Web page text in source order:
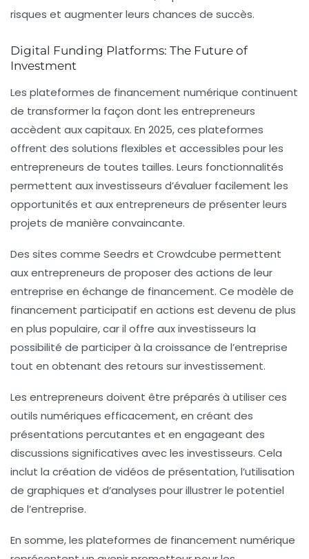
risques et augmenter leurs chances de succès.
Digital Funding Platforms: The Future of
Investment
Les plateformes de financement numérique continuent
de transformer la façon dont les entrepreneurs
accèdent aux capitaux. En 2025, ces plateformes
offrent des solutions flexibles et accessibles pour les
entrepreneurs de toutes tailles. Leurs fonctionnalités
permettent aux investisseurs d’évaluer facilement les
opportunités et aux entrepreneurs de présenter leurs
projets de manière convaincante.
Des sites comme Seedrs et Crowdcube permettent
aux entrepreneurs de proposer des actions de leur
entreprise en échange de financement. Ce modèle de
financement participatif en actions est devenu de plus
en plus populaire, car il offre aux investisseurs la
possibilité de participer à la croissance de l’entreprise
tout en obtenant des retours sur investissement.
Les entrepreneurs doivent être préparés à utiliser ces
outils numériques efficacement, en créant des
présentations percutantes et en engageant des
discussions significatives avec les investisseurs. Cela
inclut la création de vidéos de présentation, l’utilisation
de graphiques et d’analyses pour illustrer le potentiel
de l’entreprise.
En somme, les plateformes de financement numérique